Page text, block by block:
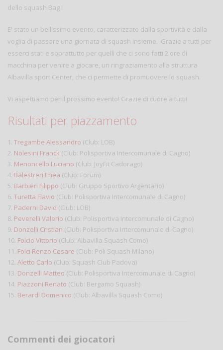
dello squash Bag !
E' stato un bellissimo evento, caratterizzato dalla sportività e dalla
voglia di passare una giornata di squash insieme. Grazie a tutti per
esserci stati e soprattutto per quelli che ci sono fatti 2 ore di
macchina per venire a giocare, un ringraziamento alla struttura
Albavilla sport Center, che ci permette di promuovere lo squash.
Vi aspettiamo per il prossimo evento! Grazie di cuore a tutti!
Risultati per piazzamento
1. Tregambe Alessandro (Club: LOB)
2. Nolesini Franck (Club: Polisportiva Intercomunale di Cagno)
3. Menoncello Luciano (Club: JoyFit Cadorago)
4. Balestreri Enea (Club: Forum)
5. Barbieri Filippo (Club: Gruppo Sportivo Argentario)
6. Turetta Flavio (Club: Polisportiva Intercomunale di Cagno)
7. Paderni David (Club: LOB)
8. Peverelli Valerio (Club: Polisportiva Intercomunale di Cagno)
9. Donzelli Cristian (Club: Polisportiva Intercomunale di Cagno)
10. Folcio Vittorio (Club: Albavilla Squash Como)
11. Folci Renzo Cesare (Club: Poli Squash Milano)
12. Aletto Carlo (Club: Squash Club Padova)
13. Donzelli Matteo (Club: Polisportiva Intercomunale di Cagno)
14. Piazzoni Renato (Club: Bergamo Squash)
15. Berardi Domenico (Club: Albavilla Squash Como)
Commenti dei giocatori